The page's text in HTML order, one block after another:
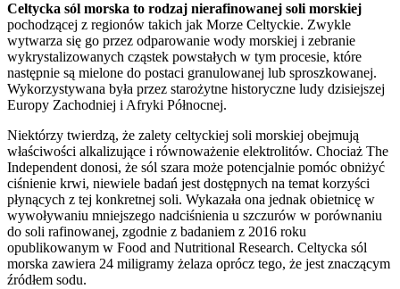
Celtycka sól morska to rodzaj nierafinowanej soli morskiej
pochodzącej z regionów takich jak Morze Celtyckie. Zwykle
wytwarza się go przez odparowanie wody morskiej i zebranie
wykrystalizowanych cząstek powstałych w tym procesie, które
następnie są mielone do postaci granulowanej lub sproszkowanej.
Wykorzystywana była przez starożytne historyczne ludy dzisiejszej
Europy Zachodniej i Afryki Północnej.
Niektórzy twierdzą, że zalety celtyckiej soli morskiej obejmują
właściwości alkalizujące i równoważenie elektrolitów. Chociaż The
Independent donosi, że sól szara może potencjalnie pomóc obniżyć
ciśnienie krwi, niewiele badań jest dostępnych na temat korzyści
płynących z tej konkretnej soli. Wykazała ona jednak obietnicę w
wywoływaniu mniejszego nadciśnienia u szczurów w porównaniu
do soli rafinowanej, zgodnie z badaniem z 2016 roku
opublikowanym w Food and Nutritional Research. Celtycka sól
morska zawiera 24 miligramy żelaza oprócz tego, że jest znaczącym
źródłem sodu.